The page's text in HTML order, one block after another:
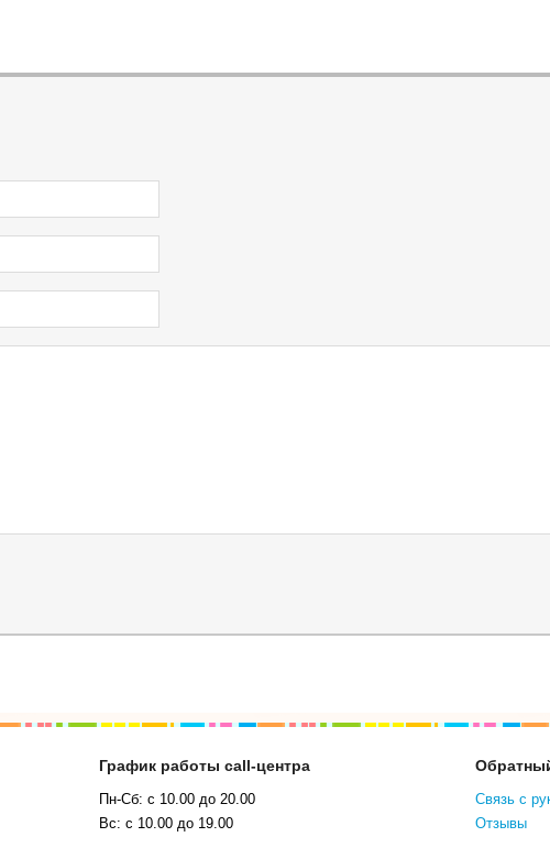
График работы call-центра
Пн-Сб: с 10.00 до 20.00
Вс: с 10.00 до 19.00
Связь с
Отзывы